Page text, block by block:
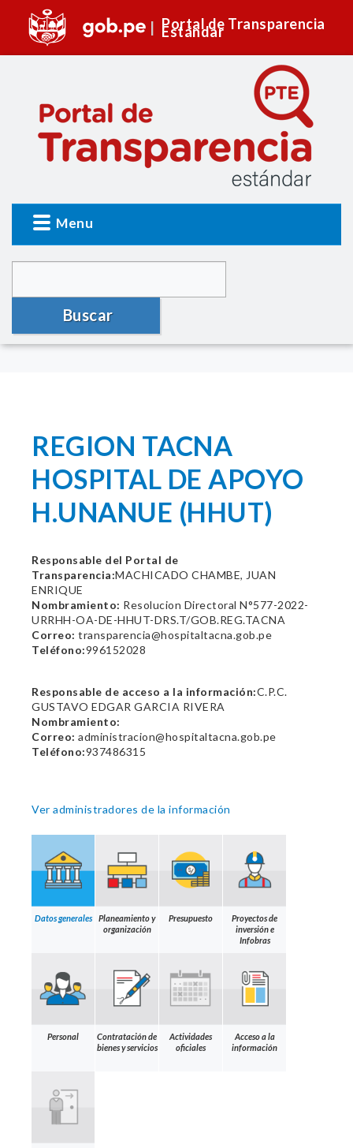
Portal de Transparencia
Estándar
Menu
Buscar
REGION TACNA
HOSPITAL DE APOYO
H.UNANUE (HHUT)
Responsable del Portal de
Transparencia:MACHICADO CHAMBE, JUAN
ENRIQUE
Nombramiento: Resolucion Directoral N°577-2022-
URRHH-OA-DE-HHUT-DRS.T/GOB.REG.TACNA
Correo: transparencia@hospitaltacna.gob.pe
Teléfono:996152028
Responsable de acceso a la información:C.P.C.
GUSTAVO EDGAR GARCIA RIVERA
Nombramiento:
Correo: administracion@hospitaltacna.gob.pe
Teléfono:937486315
Ver administradores de la información
Datos generales
Planeamiento y
organización
Presupuesto
Proyectos de
inversión e
Infobras
Personal
Contratación de
bienes y servicios
Actividades
oficiales
Acceso a la
información